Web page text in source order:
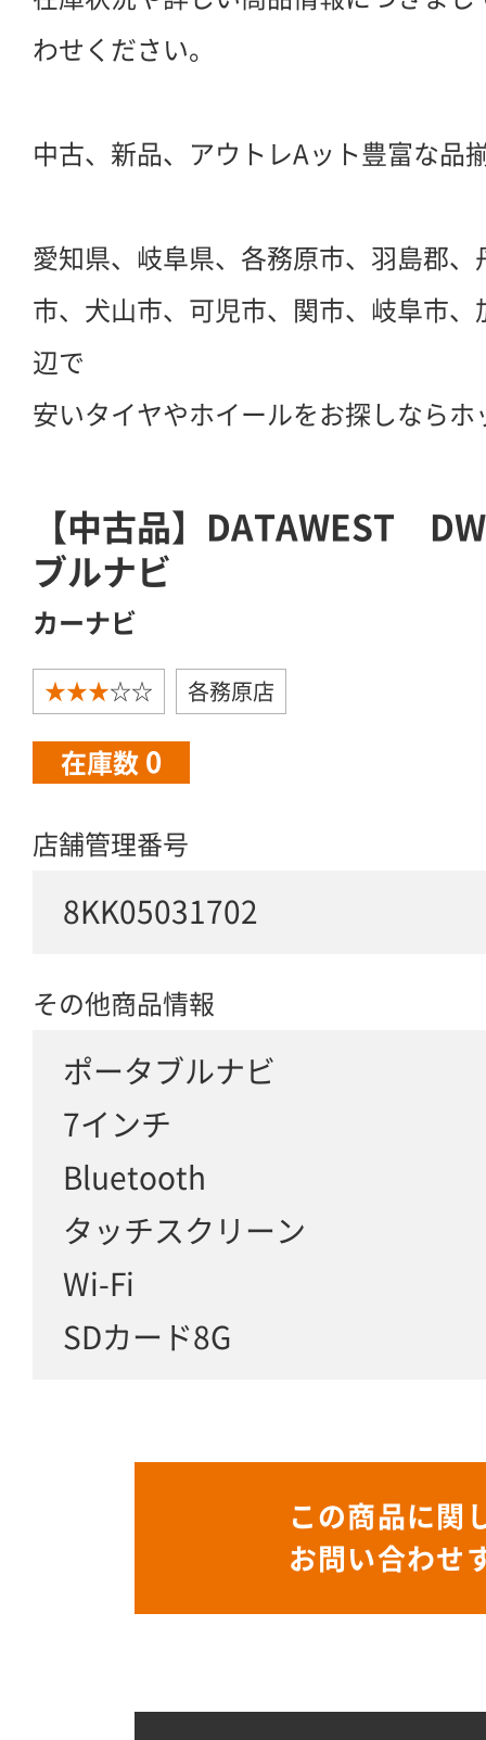
わせください。
中古、新品、アウトレAット豊富な品
愛知県、岐阜県、各務原市、羽島郡
市、犬山市、可児市、関市、岐阜市
辺で
安いタイヤやホイールをお探しなら
【中古品】DATAWEST
ブルナビ
カーナビ
★★★☆☆ 各務原店
在庫数 0
店舗管理番号
8KK05031702
その他商品情報
ポータブルナビ
7インチ
Bluetooth
タッチスクリーン
Wi-Fi
SDカード8G
この商品に関
お問い合わせ